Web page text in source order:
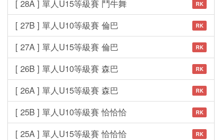
[ 28A ] 單人U15等級賽 鬥牛舞 RK
[ 27B ] 單人U10等級賽 倫巴 RK
[ 27A ] 單人U15等級賽 倫巴 RK
[ 26B ] 單人U10等級賽 森巴 RK
[ 26A ] 單人U15等級賽 森巴 RK
[ 25B ] 單人U10等級賽 恰恰恰 RK
[ 25A ] 單人U15等級賽 恰恰恰 RK